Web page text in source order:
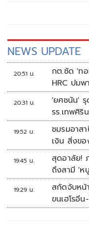
NEWS UPDATE
20:51 น.
กต.ซัด 'ท
HRC ปมพ
20:31 น.
'ยศชนัน' รุ
รร.เทพศิริ
19:52 น.
ชมรมอาส
เงิน สิ่งขอ
บ้านหนอง
19:45 น.
สุดอาลัย!
ถึงสามี 'ห
19:29 น.
สกัดจับหน้
ขนเฮโรอี